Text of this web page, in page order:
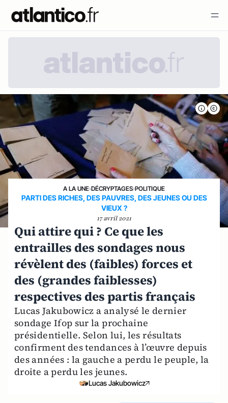
A LA UNE›DÉCRYPTAGES›POLITIQUE
PARTI DES RICHES, DES PAUVRES, DES JEUNES OU DES
VIEUX ?
17 avril 2021
Qui attire qui ? Ce que les
entrailles des sondages nous
révèlent des (faibles) forces et
des (grandes faiblesses)
respectives des partis français
Lucas Jakubowicz a analysé le dernier
sondage Ifop sur la prochaine
présidentielle. Selon lui, les résultats
confirment des tendances à l’œuvre depuis
des années : la gauche a perdu le peuple, la
droite a perdu les jeunes.
Lucas Jakubowicz